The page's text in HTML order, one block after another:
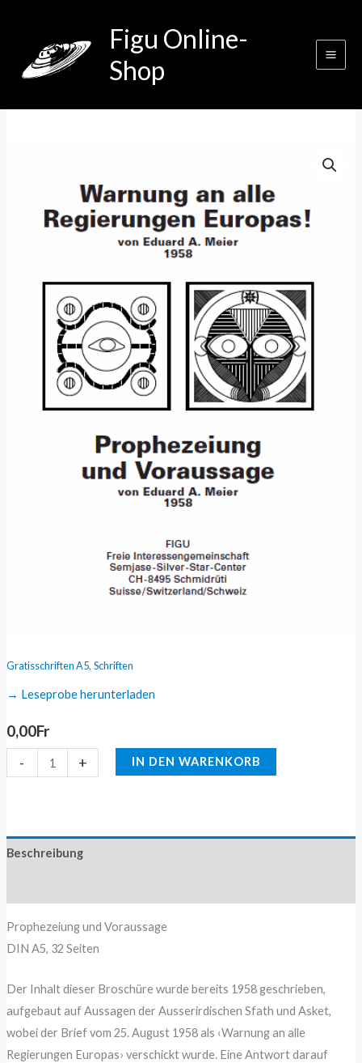
springen
Figu Online-
Shop
Gratisschriften A5, Schriften
→ Leseprobe herunterladen
0,00Fr
-
Regierungen
+ IN DEN WARENKORB
Beschreibung
Prophezeiung und Voraussage
DIN A5, 32 Seiten
Der Inhalt dieser Broschüre wurde bereits 1958 geschrieben,
aufgebaut auf Aussagen der Ausserirdischen Sfath und Asket,
wobei der Brief vom 25. August 1958 als ‹Warnung an alle
Regierungen Europas› verschickt wurde. Eine Antwort darauf